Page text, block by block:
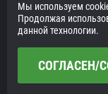
© 2016
Подшипники оптом и в
Сайт разработан в
Мы используем
Продолжая
данной технологии.
СОГЛАСЕН/